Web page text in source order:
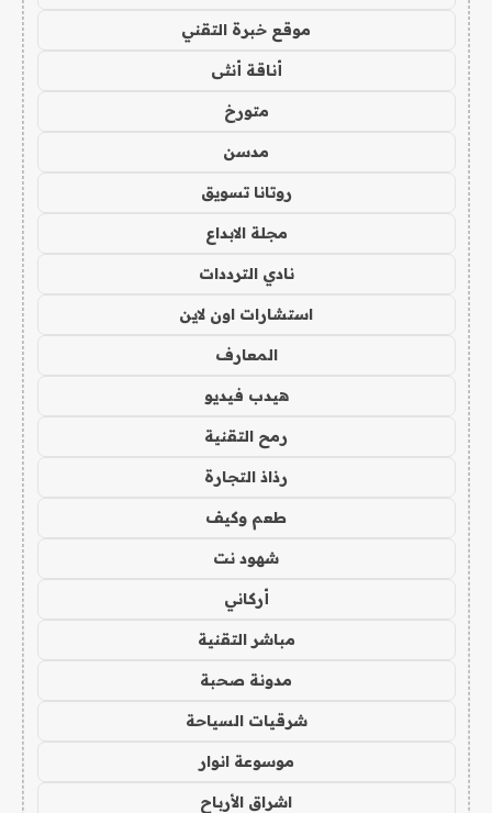
موقع خبرة التقني
أناقة أنثى
متورخ
مدسن
روتانا تسويق
مجلة الابداع
نادي الترددات
استشارات اون لاين
المعارف
هيدب فيديو
رمح التقنية
رذاذ التجارة
طعم وكيف
شهود نت
أركاني
مباشر التقنية
مدونة صحبة
شرقيات السياحة
موسوعة انوار
اشراق الأرباح